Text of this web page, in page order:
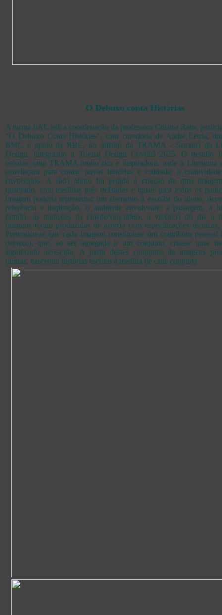
O Debuxo conta Histórias
A turma 6AT, sob a coordenação da professora Cristina Rato,
"O Debuxo Conta Histórias", com curadoria de André Letria,
BMC e apoio da RBE, no âmbito da TRAMA - Semana da
Design, integrando a Trienal Design Covilhã 2025. O desafio
escolas: uma TRAMA muito rica e inspiradora, onde a Literatura
entrelaçam para contar novas histórias e estimular a
envolvidos. A cada aluno foi pedida a criação de uma
quadrado, com medidas pré- definidas e iguais para todos os
imagem poderia representar um elemento à escolha do aluno,
referência e inspiração, o ambiente envolvente: a paisagem, a
família, as tradições da cidade/vila/aldeia, a vivência do dia a
imagens foram produzidas de acordo com especificações técnicas,
Pretendeu-se que cada imagem constituísse um contributo pessoal
debuxo), que, ao ser agregada a um conjunto, criasse uma
significado acrescido. A partir destes conjuntos de imagens
turmas, nasceram histórias escritas à medida de cada conjunto.